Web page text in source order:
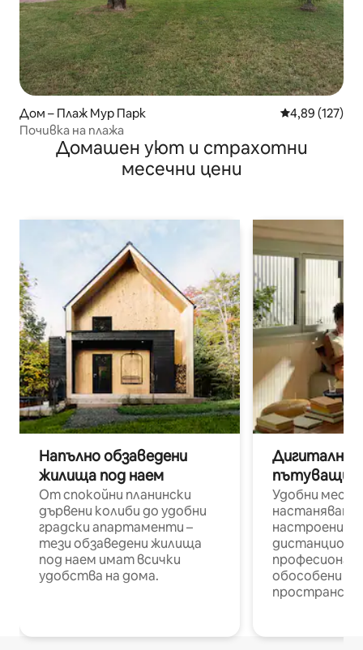
Дом – Плаж Мур Парк Средна
4,89 (127)
Почивка на плажа
Домашен уют и страхотни
месечни цени
Напълно обзаведени
жилища под наем
От спокойни планински
дървени колиби до удобни
градски апартаменти –
тези обзаведени жилища
под наем имат всички
удобства на дома.
Дигитални
пътуващи
Удобни
настаняване
настроени и
обособени